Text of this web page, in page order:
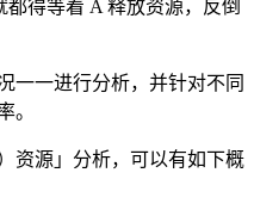
得等着 A 释放资源，反倒
一一进行分析，并针对不同
。
资源」分析，可以有如下概